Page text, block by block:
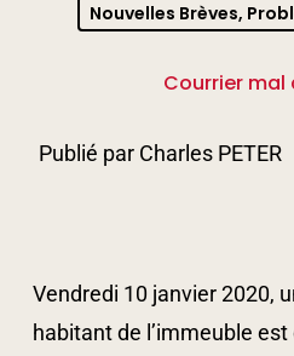
Nouvelles Brèves,
Courrier mal
Publié par Charles PETER
Vendredi 10 janvier 2020,
habitant de l’immeuble